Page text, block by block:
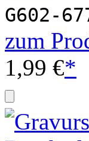
G602-
zum
1,99 €*